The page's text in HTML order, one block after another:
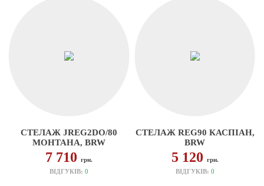
СТЕЛАЖ JREG2DO/80
МОНТАНА, BRW
7 710грн.
ВІДГУКІВ:0
СТЕЛАЖ REG90 КАСПІАН,
BRW
5 120 грн.
ВІДГУКІВ: 0